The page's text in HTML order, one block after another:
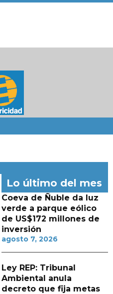
Lo último del mes
Coeva de Ñuble da luz
verde a parque eólico
de US$172 millones de
inversión
agosto 7, 2026
Ley REP: Tribunal
Ambiental anula
decreto que fija metas